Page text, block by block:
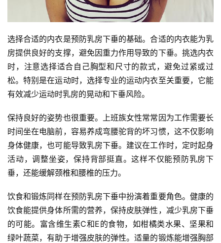
选择合适的内衣是预防乳房下垂的基础。合适的内衣能为乳
房提供良好的支撑，避免因重力作用导致的下垂。挑选内衣
时，注意选择适合自己胸型和尺寸的款式，避免过紧或过
松。特别是在运动时，选择专业的运动内衣至关重要，它能
有效减少运动时乳房的晃动和下垂风险。
保持良好的姿势也很重要。上班族女性常常因为工作需要长
时间坐在电脑前，容易养成弯腰驼背的坏习惯，这不仅影响
身体健康，也可能导致乳房下垂。建议在工作时，定时起身
活动，调整坐姿，保持背部挺直。这样不仅能预防乳房下
垂，还能缓解颈椎和腰椎的压力。
饮食和锻炼同样在预防乳房下垂中扮演着重要角色。健康的
饮食能提供身体所需的营养，保持皮肤弹性，减少乳房下垂
的可能。富含维生素C和E的食物，如柑橘类水果、坚果和
绿叶蔬菜，有助于增强皮肤的弹性。适量的锻炼能增强胸部